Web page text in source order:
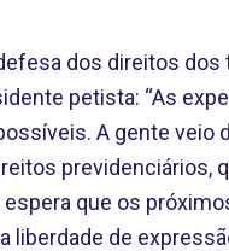
dos direitos
petista: “As
A gente veio
previdenciários,
espera que os
de